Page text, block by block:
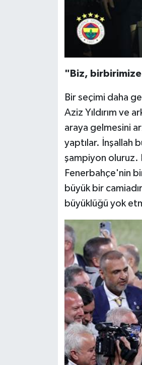
"Biz, birbirimize
Bir seçimi daha
Aziz Yıldırım ve
araya gelmesini
yaptılar. İnşallah
şampiyon oluruz.
Fenerbahçe'nin
büyük bir
büyüklüğü yok